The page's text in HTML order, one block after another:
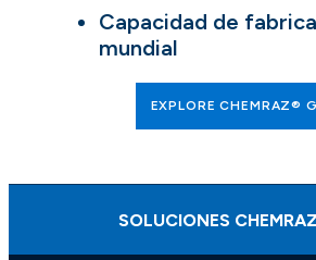
Capacidad de
mundial
EXPLORE CHEMRAZ®
SOLUCIONES